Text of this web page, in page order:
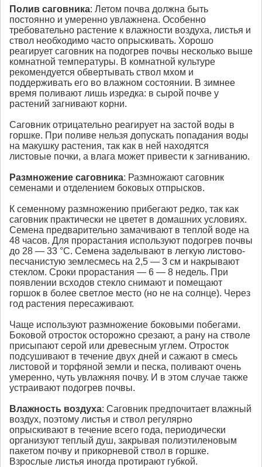
Полив саговника: Летом почва должна быть
постоянно и умеренно увлажнена. Особенно
требовательно растение к влажности воздуха, листья и
ствол необходимо часто опрыскивать. Хорошо
реагирует саговник на подогрев почвы несколько выше
комнатной температуры. В комнатной культуре
рекомендуется обвертывать ствол мхом и
поддерживать его во влажном состоянии. В зимнее
время поливают лишь изредка: в сырой почве у
растений загнивают корни.
Саговник отрицательно реагирует на застой воды в
горшке. При поливе нельзя допускать попадания воды
на макушку растения, так как в ней находятся
листовые почки, а влага может привести к загниванию.
Размножение саговника: Размножают саговник
семенами и отделением боковых отпрысков.
К семенному размножению прибегают редко, так как
саговник практически не цветет в домашних условиях.
Семена предварительно замачивают в теплой воде на
48 часов. Для прорастания используют подогрев почвы
до 28 — 33 °С. Семена заделывают в легкую листово-
песчанистую землесмесь на 2,5 — 3 см и накрывают
стеклом. Сроки прорастания — 6 — 8 недель. При
появлении всходов стекло снимают и помещают
горшок в более светлое место (но не на солнце). Через
год растения пересаживают.
Чаще используют размножение боковыми побегами.
Боковой отросток осторожно срезают, а рану на стволе
присыпают серой или древесным углем. Отросток
подсушивают в течение двух дней и сажают в смесь
листовой и торфяной земли и песка, поливают очень
умеренно, чуть увлажняя почву. И в этом случае также
устраивают подогрев почвы.
Влажность воздуха: Саговник предпочитает влажный
воздух, поэтому листья и ствол регулярно
опрыскивают в течение всего года, периодически
организуют теплый душ, закрывая полиэтиленовым
пакетом почву и прикорневой ствол в горшке.
Взрослые листья иногда протирают губкой.